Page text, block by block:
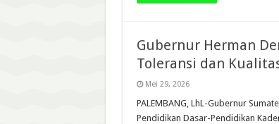
Gubernur Herman
Toleransi dan
Mei 29, 2026
PALEMBANG, LhL-Gubernur
Pendidikan Dasar-Pendidikan